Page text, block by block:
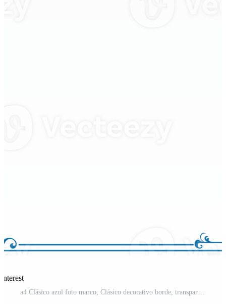
a4 Clásico azul foto marco, Clásico decorativo borde, transparente antecedentes gráfico elementos PNG Pro